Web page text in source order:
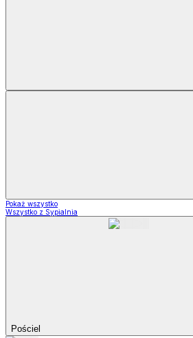
Pokaż wszystko
Wszystko z Sypialnia
Pościel